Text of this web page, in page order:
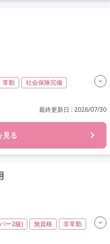
常勤
社会保険完備
最終更新日 : 2026/07/30
見る
ー2級) 無資格
非常勤